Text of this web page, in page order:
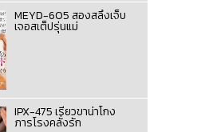
MEYD-605 สองสลึงเจ็บ
เจอสเต็ปรุ่นแม่
IPX-475 เรียวขาน่าโกง
ภารโรงคลั่งรัก